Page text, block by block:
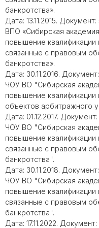
банкротства».
Дата: 13.11.2015.
ВПО «Сибирская
повышение
связанные с правовым
банкротства».
Дата: 30.11.2016.
ЧОУ ВО "Сибирская
повышение
объектов арбитражного
Дата: 01.12.2017.
ЧОУ ВО "Сибирская
повышение
связанные с правовым
банкротства".
Дата: 30.11.2018.
ЧОУ ВО "Сибирская
повышение
связанные с правовым
банкротства".
Дата: 17.11.2022.